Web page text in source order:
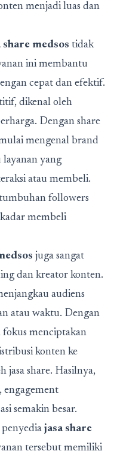
menjadi luas dan
share medsos tidak
ini membantu
cepat dan efektif.
dikenal oleh
Dengan share
mengenal brand
yang
atau membeli.
followers
membeli
juga sangat
dan kreator konten.
audiens
atau waktu. Dengan
fokus menciptakan
konten ke
jasa share. Hasilnya,
engagement
semakin besar.
jasa share
tersebut memiliki